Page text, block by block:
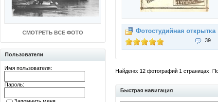
СМОТРЕТЬ ВСЕ ФОТО
Пользователи
Имя пользователя:
Пароль:
Фотостудийная открытка
39
Найдено: 12 фотографий 1 страницах.
Быстрая навигация